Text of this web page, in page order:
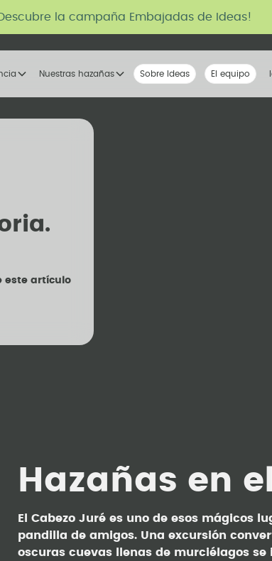
la campaña Embajadas de Ideas!
Nuestras hazañas Nuestra voz
Sobre Ideas La tribu
El equipo
este artículo
Hazañas en
El Cabezo Juré es uno de esos mágicos
pandilla de amigos. Una excursión
oscuras cuevas llenas de murciélagos